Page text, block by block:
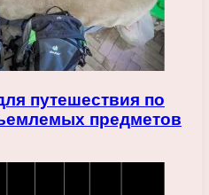
путешествия по
предметов